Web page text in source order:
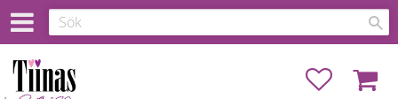
Favoriter